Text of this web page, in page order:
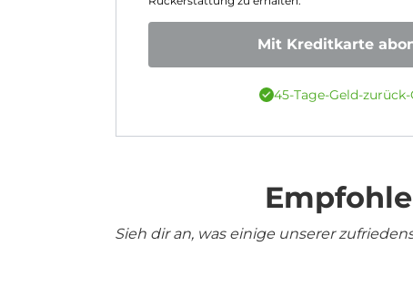
Mit Kreditkarte
45-Tage-Geld-
Sieh dir an, was einige unserer